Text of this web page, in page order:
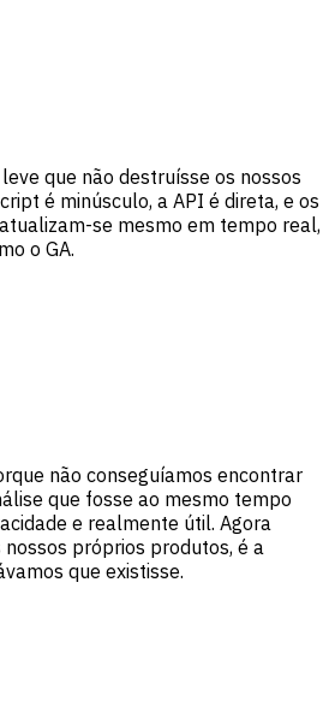
que não destruísse os nossos
é minúsculo, a API é direta, e os
se mesmo em tempo real,
o GA.
não conseguíamos encontrar
que fosse ao mesmo tempo
e realmente útil. Agora
próprios produtos, é a
que existisse.
de sessão